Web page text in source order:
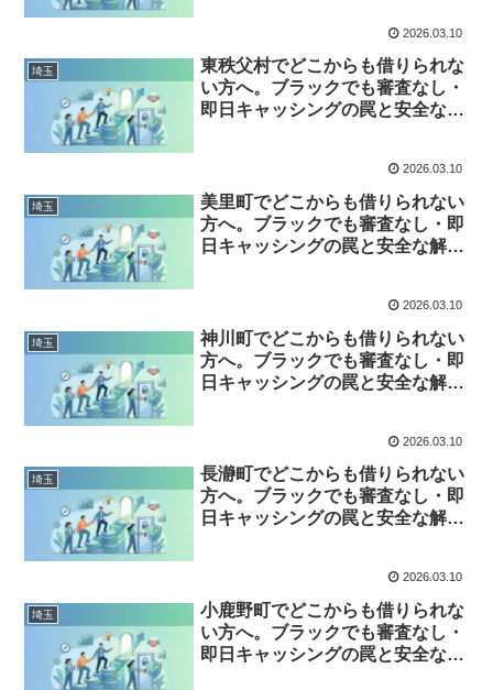
2026.03.10
埼玉
東秩父村でどこからも借りられな
い方へ。ブラックでも審査なし・
即日キャッシングの罠と安全な解
2026.03.10
埼玉
美里町でどこからも借りられない
方へ。ブラックでも審査なし・即
日キャッシングの罠と安全な解決
2026.03.10
埼玉
神川町でどこからも借りられない
方へ。ブラックでも審査なし・即
日キャッシングの罠と安全な解決
2026.03.10
埼玉
長瀞町でどこからも借りられない
方へ。ブラックでも審査なし・即
日キャッシングの罠と安全な解決
2026.03.10
埼玉
小鹿野町でどこからも借りられな
い方へ。ブラックでも審査なし・
即日キャッシングの罠と安全な解